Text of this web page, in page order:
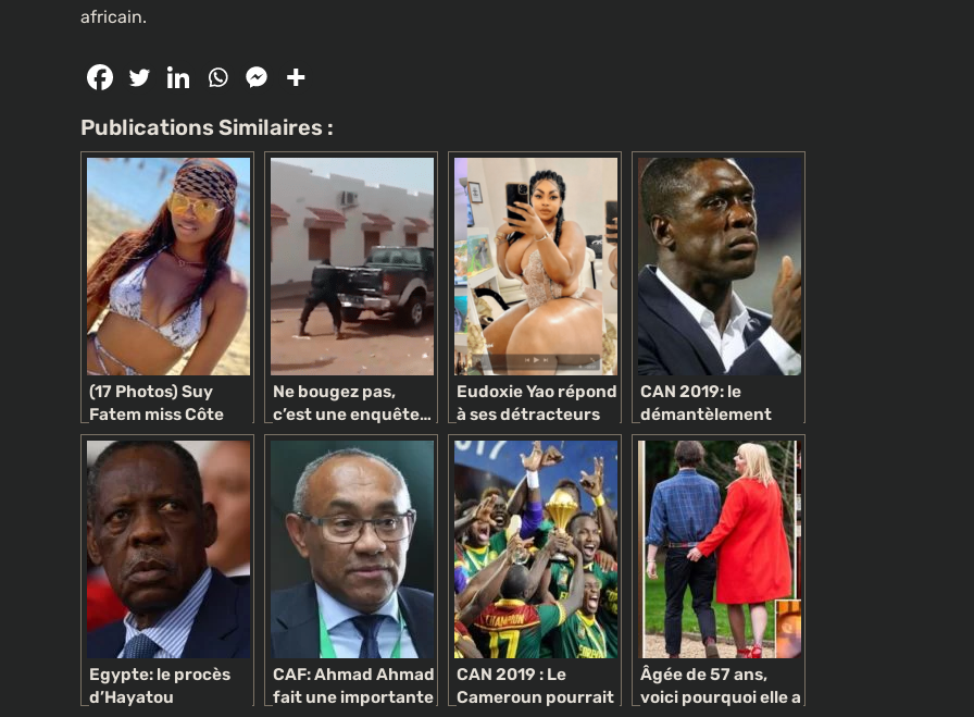
africain.
Publications Similaires :
(17 Photos) Suy
Fatem miss Côte
d’Ivoire: se la coule
douce à Saly, au Lac
de l’Orient
Ne bougez pas,
c’est une enquête…
politique !
Eudoxie Yao répond
à ses détracteurs
en publiant des
photos hyper s£xy
(08 photos)
CAN 2019: le
démantèlement
des sélectionneurs
Egypte: le procès
d’Hayatou
CAF: Ahmad Ahmad
fait une importante
CAN 2019 : Le
Cameroun pourrait
Âgée de 57 ans,
voici pourquoi elle a